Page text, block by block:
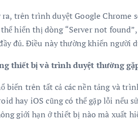
trên trình duyệt Google Chrome
hiển thị dòng “Server not
đủ. Điều này thường khiến người
thiết bị và trình duyệt thường
biến trên tất cả các nền tảng và
hay iOS cũng có thể gặp lỗi nếu
giới hạn ở thiết bị nào mà xuất